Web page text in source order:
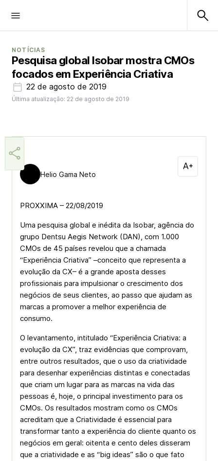
NOTÍCIAS
Pesquisa global Isobar mostra CMOs
focados em Experiência Criativa
22 de agosto de 2019
Última atualização: 22 de agosto de 2019
Helio Gama Neto
PROXXIMA – 22/08/2019
Uma pesquisa global e inédita da Isobar, agência do
grupo Dentsu Aegis Network (DAN), com 1.000
CMOs de 45 países revelou que a chamada
“Experiência Criativa” –conceito que representa a
evolução da CX– é a grande aposta desses
profissionais para impulsionar o crescimento dos
negócios de seus clientes, ao passo que ajudam as
marcas a promover a melhor experiência de
consumo.
O levantamento, intitulado “Experiência Criativa: a
evolução da CX”, traz evidências que comprovam,
entre outros resultados, que o uso da criatividade
para desenhar experiências distintas e conectadas
que criam um lugar para as marcas na vida das
pessoas é, hoje, o principal investimento para os
CMOs. Os resultados mostram como os CMOs
acreditam que a Criatividade é essencial para
transformar tanto a experiência do cliente quanto os
negócios em geral: oitenta e cento deles disseram
que a criatividade e as “big ideas” são o que fato